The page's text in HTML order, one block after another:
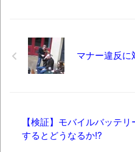
マナー違反に
【検証】モバイルバッテ
するとどうなるか!?